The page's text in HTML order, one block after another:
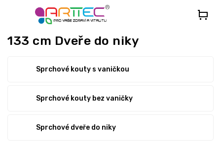
133 cm Dveře do niky
Sprchové kouty s vaničkou
Sprchové kouty bez vaničky
Sprchové dveře do niky